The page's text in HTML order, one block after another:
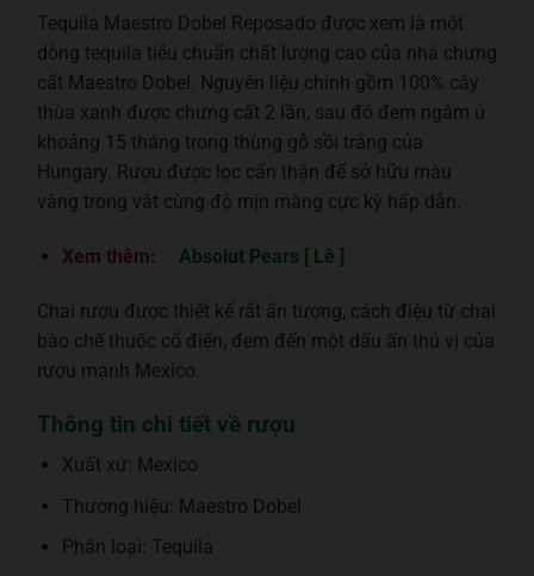
Tequila Maestro Dobel Reposado được xem là một
dòng tequila tiêu chuẩn chất lượng cao của nhà chưng
cất Maestro Dobel. Nguyên liệu chính gồm 100% cây
thùa xanh được chưng cất 2 lần, sau đó đem ngâm ủ
khoảng 15 tháng trong thùng gỗ sồi trắng của
Hungary. Rượu được lọc cẩn thận để sở hữu màu
vàng trong vắt cùng độ mịn màng cực kỳ hấp dẫn.
Xem thêm: Absolut Pears [ Lê ]
Chai rượu được thiết kế rất ấn tượng, cách điệu từ chai
bào chế thuốc cổ điển, đem đến một dấu ấn thú vị của
rượu mạnh Mexico.
Thông tin chi tiết về rượu
Xuất xứ: Mexico
Thương hiệu: Maestro Dobel
Phân loại: Tequila